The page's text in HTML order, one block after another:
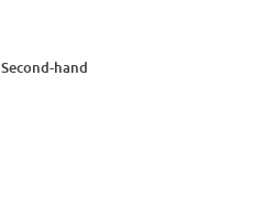
Second-hand